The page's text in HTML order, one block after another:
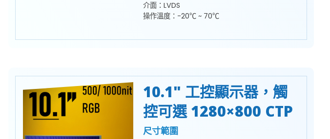
介面：LVDS
操作溫度：-20℃ ~ 70℃
10.1" 工控顯示器，觸
控可選 1280×800 CTP
尺寸範圍